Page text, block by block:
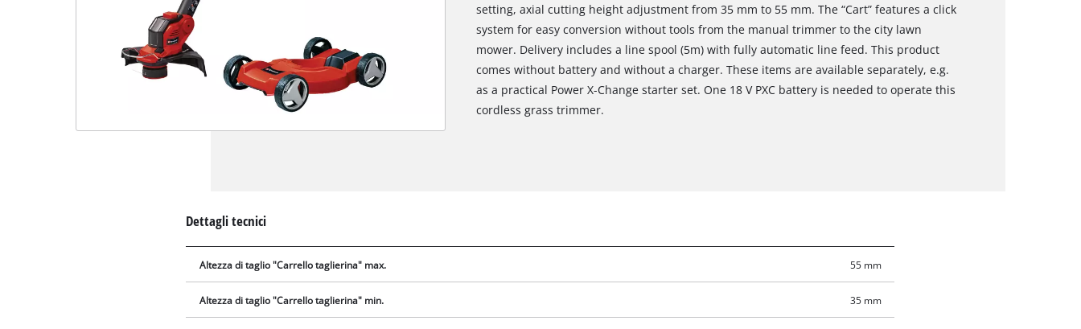
per caricare Google Maps!
This content is not permitted to load due
setting, axial cutting height adjustment from 35 mm to 55 mm. The “Cart” features a click
system for easy conversion without tools from the manual trimmer to the city lawn
mower. Delivery includes a line spool (5m) with fully automatic line feed. This product
comes without battery and without a charger. These items are available separately, e.g.
as a practical Power X-Change starter set. One 18 V PXC battery is needed to operate this
cordless grass trimmer.
Dettagli tecnici
Altezza di taglio "Carrello taglierina" max. 55 mm
Altezza di taglio "Carrello taglierina" min. 35 mm